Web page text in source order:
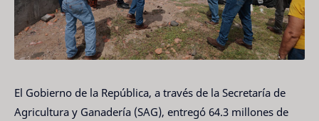
El Gobierno de la República, a través de la Secretaría de
Agricultura y Ganadería (SAG), entregó 64.3 millones de